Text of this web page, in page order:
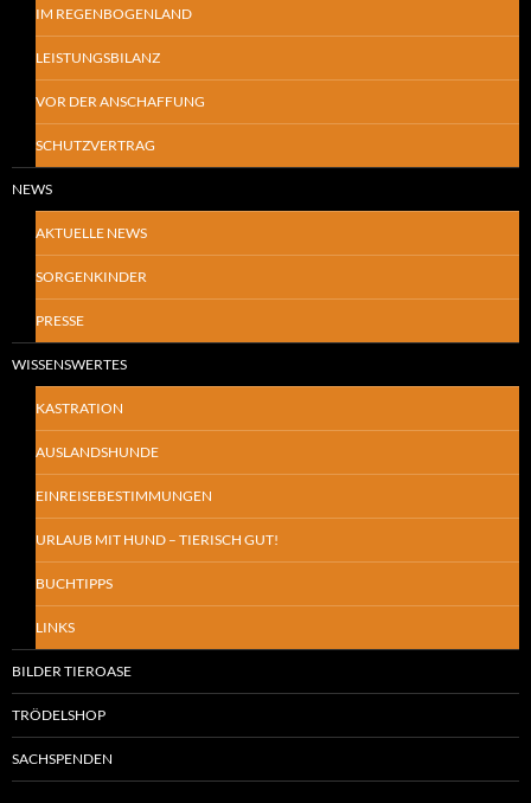
IM REGENBOGENLAND
LEISTUNGSBILANZ
VOR DER ANSCHAFFUNG
SCHUTZVERTRAG
NEWS
AKTUELLE NEWS
SORGENKINDER
PRESSE
WISSENSWERTES
KASTRATION
AUSLANDSHUNDE
EINREISEBESTIMMUNGEN
URLAUB MIT HUND – TIERISCH GUT!
BUCHTIPPS
LINKS
BILDER TIEROASE
TRÖDELSHOP
SACHSPENDEN